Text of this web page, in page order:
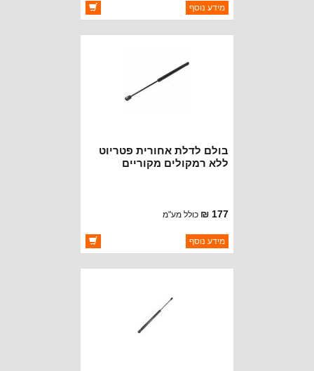
ברקוד: 68282670AA
יצרן:OAKMAN OFFROAD
מידע נוסף
בולם לדלת אחורית פטריוט
ללא רמקולים מקוריים
177 ₪ כולל מע"מ
ברקוד: 68061353AA
יצרן:OAKMAN OFFROAD
מידע נוסף